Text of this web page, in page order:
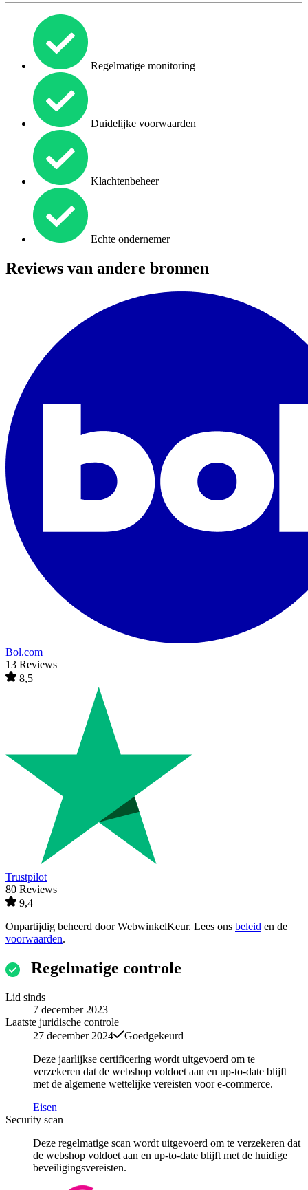
Regelmatige monitoring
Duidelijke voorwaarden
Klachtenbeheer
Echte ondernemer
Reviews van andere bronnen
Bol.com
13 Reviews
8,5
Trustpilot
80 Reviews
9,4
Onpartijdig beheerd doorWebwinkelKeur. Lees ons beleid en de
voorwaarden.
Regelmatige controle
Lid sinds
7 december 2023
Laatste juridische controle
27 december 2024
Goedgekeurd
Deze jaarlijkse certificering wordt uitgevoerd om te
verzekeren dat de webshop voldoet aan en up-to-date blijft
met de algemene wettelijke vereisten voor e-commerce.
Eisen
Security scan
Deze regelmatige scan wordt uitgevoerd om te verzekeren dat
de webshop voldoet aan en up-to-date blijft met de huidige
beveiligingsvereisten.